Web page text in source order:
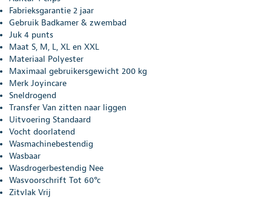
Fabrieksgarantie 2 jaar
Gebruik Badkamer & zwembad
Juk 4 punts
Maat S, M, L, XL en XXL
Materiaal Polyester
Maximaal gebruikersgewicht 200 kg
Merk Joyincare
Sneldrogend
Transfer Van zitten naar liggen
Uitvoering Standaard
Vocht doorlatend
Wasmachinebestendig
Wasbaar
Wasdrogerbestendig Nee
Wasvoorschrift Tot 60°c
Zitvlak Vrij